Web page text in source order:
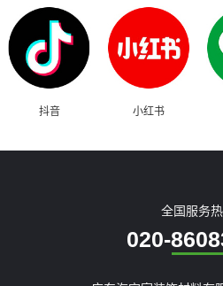
抖音 小红书
全国服务
020-